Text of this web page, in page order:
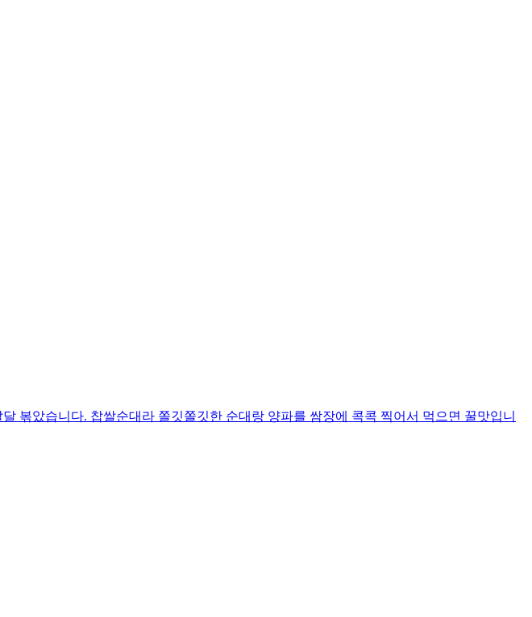
볶았습니다. 찹쌀순대라 쫄깃쫄깃한 순대랑 양파를 쌈장에 콕콕 찍어서 먹으면 꿀맛입니